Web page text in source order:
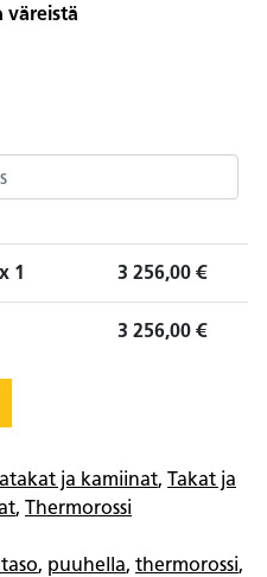
väreistä
1 3 256,00 €
3 256,00 €
ja kamiinat, Takat ja
, Thermorossi
, puuhella, thermorossi,